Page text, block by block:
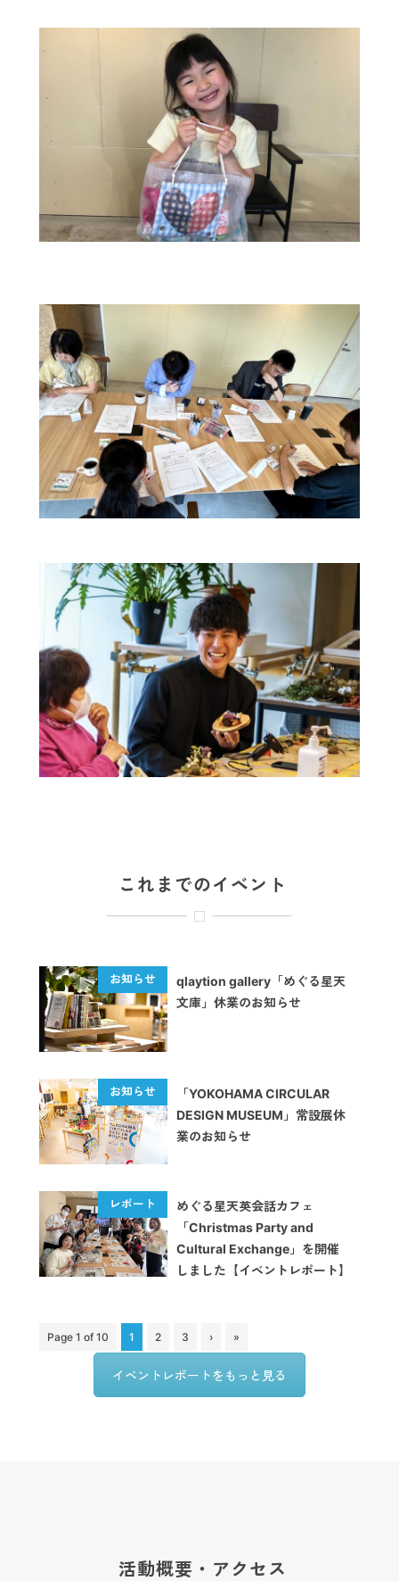
これまでのイベント
qlaytion gallery「めぐる星天
文庫」休業のお知らせ
「YOKOHAMA CIRCULAR
DESIGN MUSEUM」常設展休
業のお知らせ
めぐる星天英会話カフェ
「Christmas Party and
Cultural Exchange」を開催
しました【イベントレポート】
Page 1 of 10 1 2 3 › »
イベントレポートをもっと見る
活動概要・アクセス